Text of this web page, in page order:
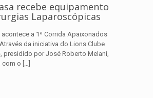
recebe equipamento
Laparoscópicas
a 1ª Corrida Apaixonados
da iniciativa do Lions Clube
presidido por José Roberto Melani,
com o […]